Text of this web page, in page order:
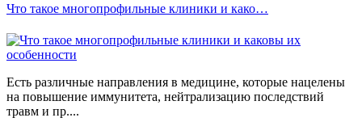
Что такое многопрофильные клиники и како…
Есть различные направления в медицине, которые нацелены
на повышение иммунитета, нейтрализацию последствий
травм и пр....